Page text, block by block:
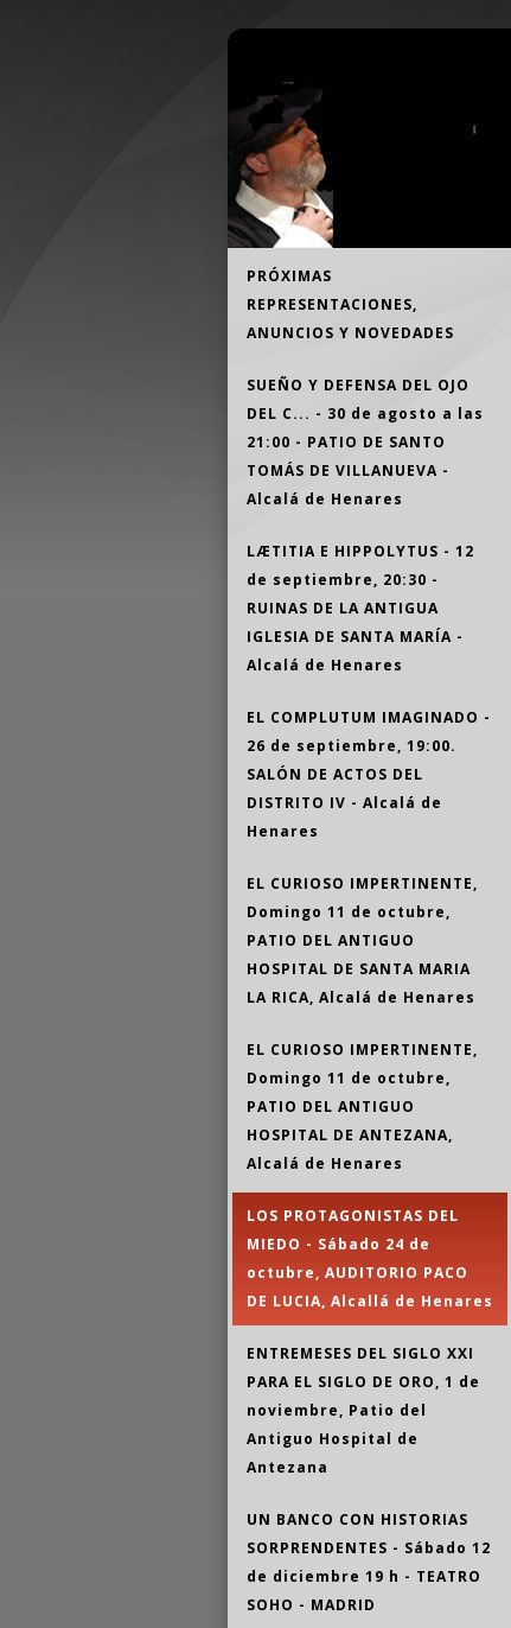
Pasar al contenido principal
Teatro Independiente Alcalaíno
Navegación
principal
PRÓXIMAS
REPRESENTACIONES,
ANUNCIOS Y NOVEDADES
SUEÑO Y DEFENSA DEL OJO
DEL C... - 30 de agosto a las
21:00 - PATIO DE SANTO
TOMÁS DE VILLANUEVA -
Alcalá de Henares
LÆTITIA E HIPPOLYTUS - 12
de septiembre, 20:30 -
RUINAS DE LA ANTIGUA
IGLESIA DE SANTA MARÍA -
Alcalá de Henares
EL COMPLUTUM IMAGINADO -
26 de septiembre, 19:00.
SALÓN DE ACTOS DEL
DISTRITO IV - Alcalá de
Henares
EL CURIOSO IMPERTINENTE,
Domingo 11 de octubre,
PATIO DEL ANTIGUO
HOSPITAL DE SANTA MARIA
LA RICA, Alcalá de Henares
EL CURIOSO IMPERTINENTE,
Domingo 11 de octubre,
PATIO DEL ANTIGUO
HOSPITAL DE ANTEZANA,
Alcalá de Henares
LOS PROTAGONISTAS DEL
MIEDO - Sábado 24 de
octubre, AUDITORIO PACO
DE LUCIA, Alcallá de Henares
ENTREMESES DEL SIGLO XXI
PARA EL SIGLO DE ORO, 1 de
noviembre, Patio del
Antiguo Hospital de
Antezana
UN BANCO CON HISTORIAS
SORPRENDENTES - Sábado 12
de diciembre 19 h - TEATRO
SOHO - MADRID